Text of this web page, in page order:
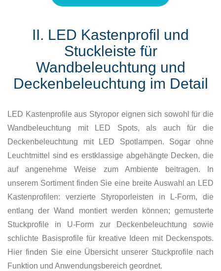
II. LED Kastenprofil und
Stuckleiste für
Wandbeleuchtung und
Deckenbeleuchtung im Detail
LED Kastenprofile aus Styropor eignen sich sowohl für die
Wandbeleuchtung mit LED Spots, als auch für die
Deckenbeleuchtung mit LED Spotlampen. Sogar ohne
Leuchtmittel sind es erstklassige abgehängte Decken, die
auf angenehme Weise zum Ambiente beitragen. In
unserem Sortiment finden Sie eine breite Auswahl an LED
Kastenprofilen: verzierte Styroporleisten in L-Form, die
entlang der Wand montiert werden können; gemusterte
Stuckprofile in U-Form zur Deckenbeleuchtung sowie
schlichte Basisprofile für kreative Ideen mit Deckenspots.
Hier finden Sie eine Übersicht unserer Stuckprofile nach
Funktion und Anwendungsbereich geordnet.